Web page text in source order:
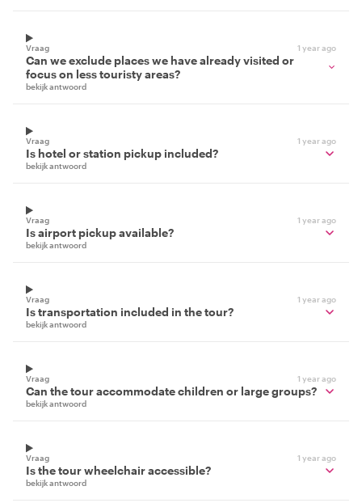
Vraag 1 year ago
Can we exclude places we have already visited or
focus on less touristy areas?
bekijk antwoord
Vraag 1 year ago
Is hotel or station pickup included?
bekijk antwoord
Vraag 1 year ago
Is airport pickup available?
bekijk antwoord
Vraag 1 year ago
Is transportation included in the tour?
bekijk antwoord
Vraag 1 year ago
Can the tour accommodate children or large groups?
bekijk antwoord
Vraag 1 year ago
Is the tour wheelchair accessible?
bekijk antwoord